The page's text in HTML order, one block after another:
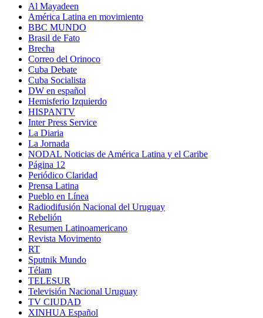
Al Mayadeen
América Latina en movimiento
BBC MUNDO
Brasil de Fato
Brecha
Correo del Orinoco
Cuba Debate
Cuba Socialista
DW en español
Hemisferio Izquierdo
HISPANTV
Inter Press Service
La Diaria
La Jornada
NODAL Noticias de América Latina y el Caribe
Página 12
Periódico Claridad
Prensa Latina
Pueblo en Línea
Radiodifusión Nacional del Uruguay
Rebelión
Resumen Latinoamericano
Revista Movimento
RT
Sputnik Mundo
Télam
TELESUR
Televisión Nacional Uruguay
TV CIUDAD
XINHUA Español